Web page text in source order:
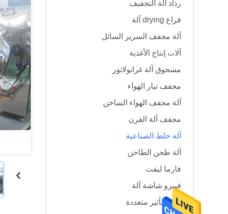
رذاذ آلة التجفيف
فراغ drying آلة
آلة مجفف السرير السائل
آلات إنتاج الأغذية
مسحوق آلة غرانولاتور
مجفف تيار الهواء
آلة مجفف الهواء الساخن
مجفف آلة الفرن
آلة خلط الصناعية
آلة طحن الطاحن
فارما ليفت
فيبرو شاشة آلة
مبخر تأثير متعددة